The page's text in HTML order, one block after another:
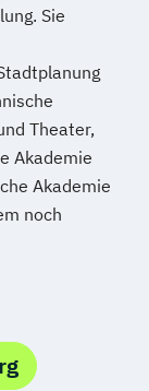
Sie
Theater,
Akademie
Akademie
noch